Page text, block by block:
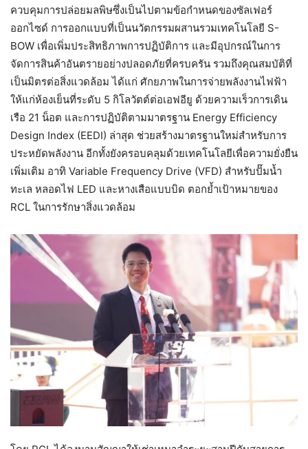
ควบคุมการปล่อยมลพิษซึ่งเป็นไปตามข้อกำหนดของซัลเฟอร์
ออกไซด์ การออกแบบที่เป็นนวัตกรรมผสานรวมเทคโนโลยี S-
BOW เพื่อเพิ่มประสิทธิภาพการปฏิบัติการ และมีอุปกรณ์ในการ
จัดการสินค้าอันตรายอย่างปลอดภัยที่ครบครัน รวมถึงคุณสมบัติที่
เป็นมิตรต่อสิ่งแวดล้อม ได้แก่ ศักยภาพในการจ่ายพลังงานไฟฟ้า
ให้แก่ห้องเย็นที่ระดับ 5 กิโลวัตต์ต่อเอฟอียู ด้วยความเร็วการเดิน
เรือ 21 น็อต และการปฏิบัติตามมาตรฐาน Energy Efficiency
Design Index (EEDI) ล่าสุด ช่วยสร้างมาตรฐานใหม่สำหรับการ
ประหยัดพลังงาน อีกทั้งยังครอบคลุมด้วยเทคโนโลยีเพื่อความยั่งยืน
เพิ่มเติม อาทิ Variable Frequency Drive (VFD) สำหรับปั๊มน้ำ
ทะเล หลอดไฟ LED และหางเสือแบบบิด ตอกย้ำเป้าหมายของ
RCL ในการรักษาสิ่งแวดล้อม